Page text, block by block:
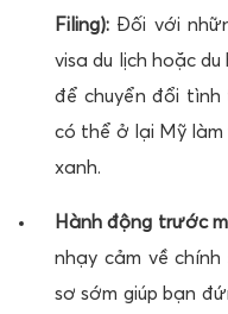
Filing): Đối với
visa du lịch hoặc
để chuyển đổi tình
có thể ở lại Mỹ làm
xanh.
Hành động trước
nhạy cảm về
sơ sớm giúp bạn